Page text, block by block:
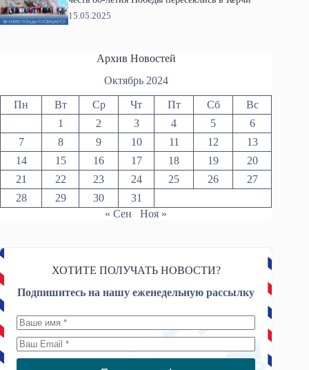
15.05.2025
Архив Новостей
Октябрь 2024
Пн Вт Ср Чт Пт Сб
Вс
1
2 3 4 5
6
7
8 9 10 11 12
13
14
15 16 17 18 19
20
21
22 23 24 25 26
27
28
29 30
31
« Сен
Ноя »
ХОТИТЕ ПОЛУЧАТЬ НОВОСТИ?
Подпишитесь на нашу еженедельную рассылку